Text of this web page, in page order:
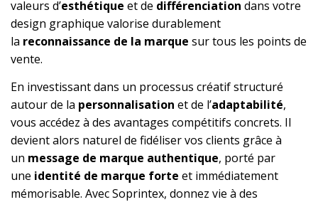
valeurs d’esthétique et de différenciation dans votre
design graphique valorise durablement
la reconnaissance de la marque sur tous les points de
vente.
En investissant dans un processus créatif structuré
autour de la personnalisation et de l’adaptabilité,
vous accédez à des avantages compétitifs concrets. Il
devient alors naturel de fidéliser vos clients grâce à
un message de marque authentique, porté par
une identité de marque forte et immédiatement
mémorisable. Avec Soprintex, donnez vie à des